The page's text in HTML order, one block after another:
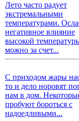
Лето часто радует
экстремальными
температурами.
негативное влияние
высокой
можно за счет...
С приходом жары
то и дело норовят
нам в дом.
пробуют бороться с
надоедливыми...